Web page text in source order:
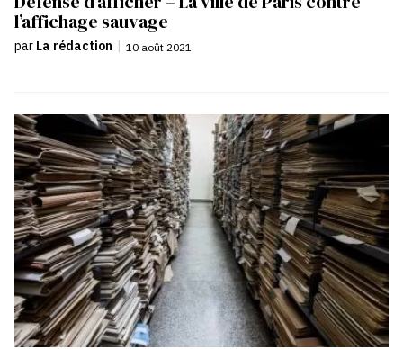
l’affichage sauvage
par La rédaction | 10 août 2021